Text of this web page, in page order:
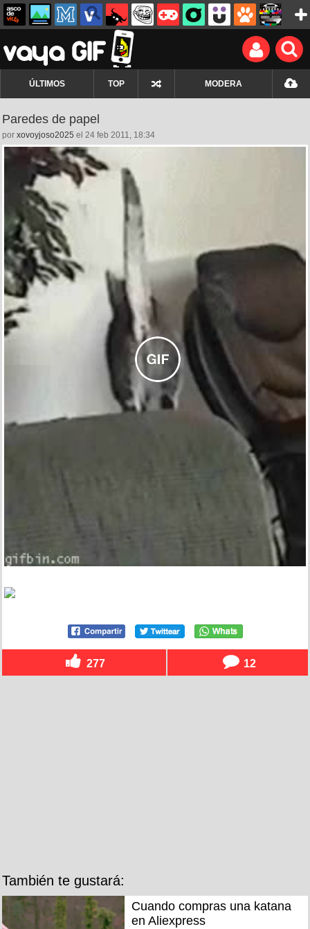
ÚLTIMOS TOP MODERA
Paredes de papel
por xovoyjoso2025 el 24 feb 2011, 18:34
277 12
También te gustará:
Cuando compras una katana
en Aliexpress